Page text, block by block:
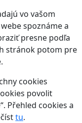
vo vašom
spoznáme a
presne podľa
stránok potom pre
cookies
povolit
Přehled cookies a
tu.